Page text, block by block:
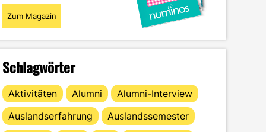
Zum Magazin
Schlagwörter
Aktivitäten Alumni
Alumni-Interview
Auslandserfahrung
Auslandssemester